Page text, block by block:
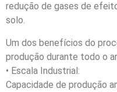
redução de gases de
solo.
Um dos benefícios do
produção durante todo o
• Escala Industrial:
Capacidade de produção